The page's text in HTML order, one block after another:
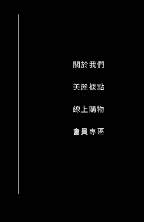
關於我們
美麗據點
線上購物
會員專區